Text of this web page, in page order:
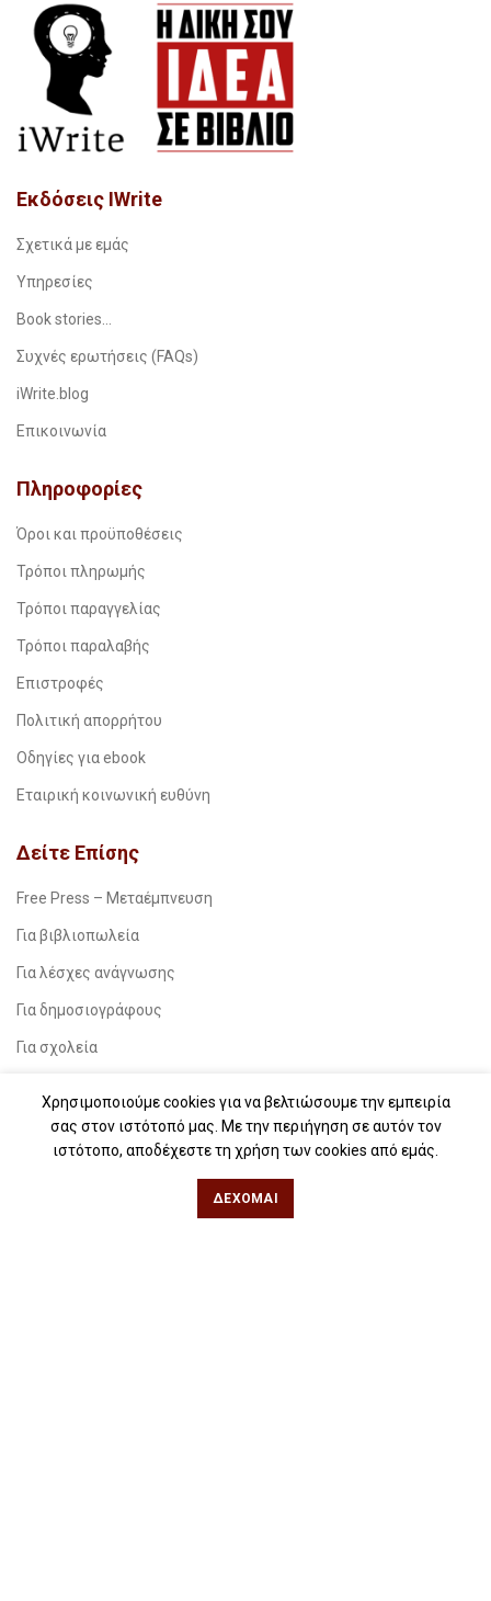
Εκδόσεις IWrite
Σχετικά με εμάς
Υπηρεσίες
Book stories…
Συχνές ερωτήσεις (FAQs)
iWrite.blog
Επικοινωνία
Πληροφορίες
Όροι και προϋποθέσεις
Τρόποι πληρωμής
Τρόποι παραγγελίας
Τρόποι παραλαβής
Επιστροφές
Πολιτική απορρήτου
Οδηγίες για ebook
Εταιρική κοινωνική ευθύνη
Δείτε Επίσης
Free Press – Μεταέμπνευση
Για βιβλιοπωλεία
Για λέσχες ανάγνωσης
Για δημοσιογράφους
Για σχολεία
Θεσσαλονίκη
Χρησιμοποιούμε cookies για να βελτιώσουμε την εμπειρία
σας στον ιστότοπό μας. Με την περιήγηση σε αυτόν τον
ιστότοπο, αποδέχεστε τη χρήση των cookies από εμάς.
ΔΈΧΟΜΑΙ